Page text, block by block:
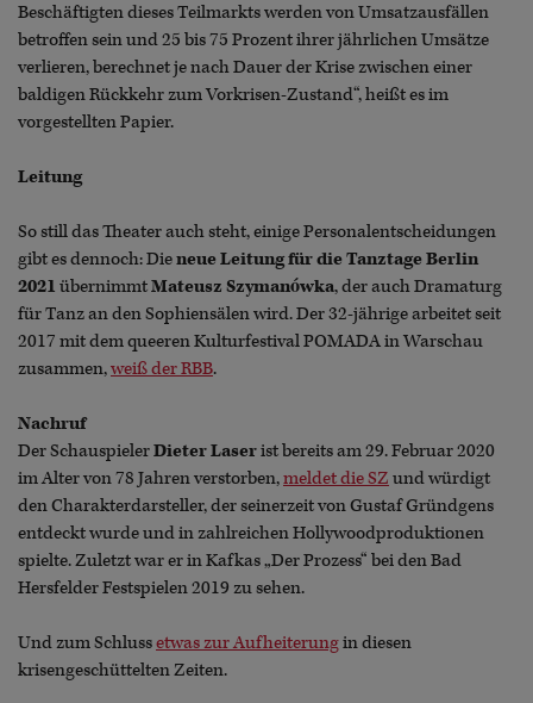
Beschäftigten dieses Teilmarkts werden von Umsatzausfällen
betroffen sein und 25 bis 75 Prozent ihrer jährlichen Umsätze
verlieren, berechnet je nach Dauer der Krise zwischen einer
baldigen Rückkehr zum Vorkrisen-Zustand“, heißt es im
vorgestellten Papier.
Leitung
So still das Theater auch steht, einige Personalentscheidungen
gibt es dennoch: Dieneue Leitung für die Tanztage Berlin
2021 übernimmtMateusz Szymanówka, der auch Dramaturg
für Tanz an den Sophiensälen wird. Der 32-jährige arbeitet seit
2017 mit dem queeren Kulturfestival POMADA in Warschau
zusammen,weiß der RBB.
Nachruf
Der SchauspielerDieter Laserist bereits am 29. Februar 2020
im Alter von 78 Jahren verstorben,meldet die SZ und würdigt
den Charakterdarsteller, der seinerzeit von Gustaf Gründgens
entdeckt wurde und in zahlreichen Hollywoodproduktionen
spielte. Zuletzt war er in Kafkas „Der Prozess“ bei den Bad
Hersfelder Festspielen 2019 zu sehen.
Und zum Schlussetwas zur Aufheiterungin diesen
krisengeschüttelten Zeiten.